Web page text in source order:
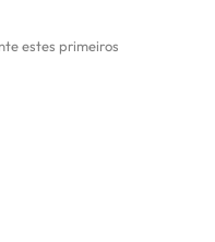
estes primeiros